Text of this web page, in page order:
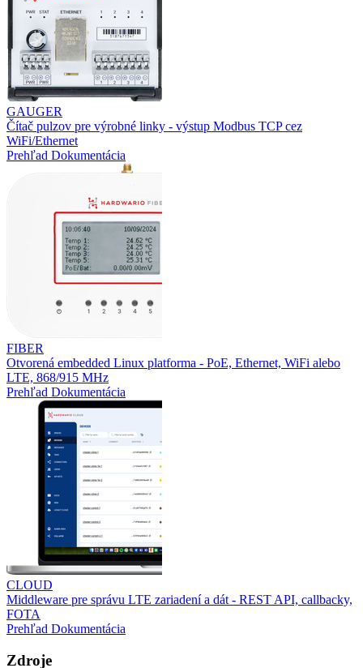
GAUGER
Čítač pulzov pre výrobné linky - výstup Modbus TCP cez
WiFi/Ethernet
Prehľad Dokumentácia
FIBER
Otvorená embedded Linux platforma - PoE, Ethernet, WiFi alebo
LTE, 868/915 MHz
Prehľad Dokumentácia
CLOUD
Middleware pre správu LTE zariadení a dát - REST API, callbacky,
FOTA
Prehľad Dokumentácia
Zdroje